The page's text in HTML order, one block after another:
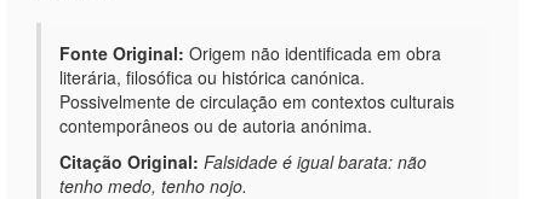
Fonte Original: Origem não identificada em obra
literária, filosófica ou histórica canónica.
Possivelmente de circulação em contextos culturais
contemporâneos ou de autoria anónima.
Citação Original: Falsidade é igual barata: não
tenho medo, tenho nojo.